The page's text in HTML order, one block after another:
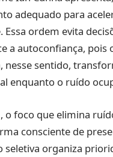
adequado para
Essa ordem evita
a autoconfiança, pois
nesse sentido,
enquanto o ruído
o foco que elimina
consciente de
seletiva organiza